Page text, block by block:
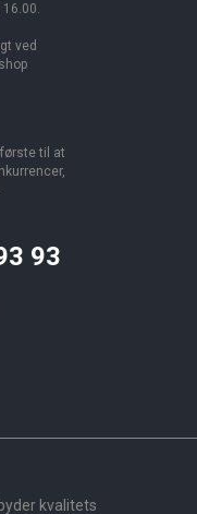
16.00.
ved
til at
93
kvalitets